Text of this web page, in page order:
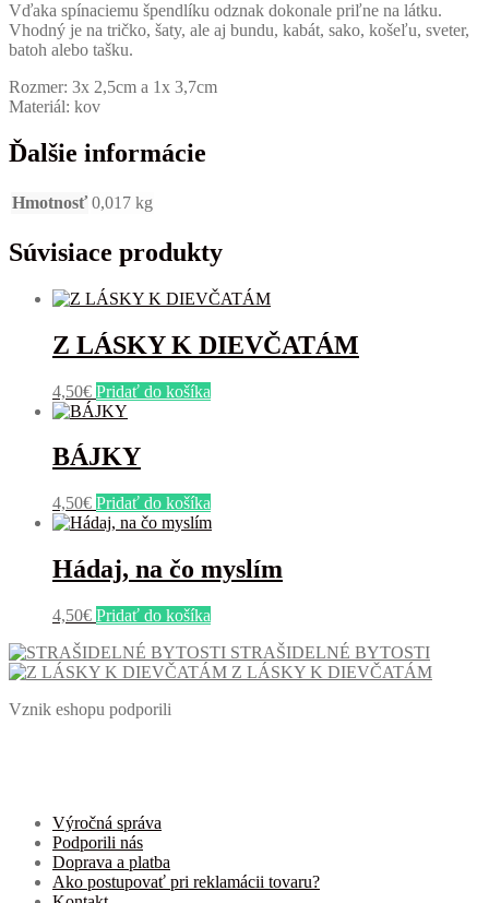
Vďaka spínaciemu špendlíku odznak dokonale priľne na látku.
Vhodný je na tričko, šaty, ale aj bundu, kabát, sako, košeľu, sveter,
batoh alebo tašku.
Rozmer: 3x 2,5cm a 1x 3,7cm
Materiál: kov
Ďalšie informácie
Hmotnosť 0,017 kg
Súvisiace produkty
Z LÁSKY K DIEVČATÁM
4,50€ Pridať do košíka
BÁJKY
4,50€ Pridať do košíka
Hádaj, na čo myslím
4,50€ Pridať do košíka
STRAŠIDELNÉ BYTOSTI
Z LÁSKY K DIEVČATÁM
Vznik eshopu podporili
Výročná správa
Podporili nás
Doprava a platba
Ako postupovať pri reklamácii tovaru?